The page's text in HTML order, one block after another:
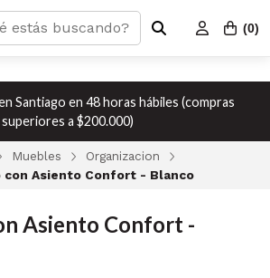
(0)
Santiago en 48 horas hábiles (compras
superiores a $200.000)
Muebles
Organizacion
con Asiento Confort - Blanco
Asiento Confort -